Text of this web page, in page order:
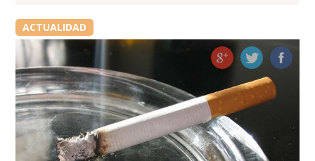
ACTUALIDAD